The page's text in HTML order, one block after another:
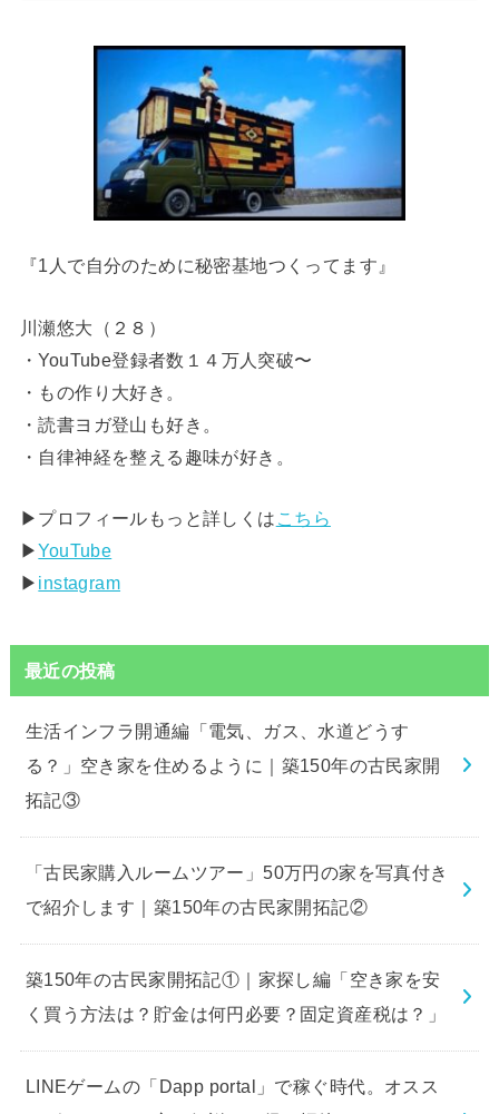
『1人で自分のために秘密基地つくってます』
川瀬悠大（２８）
・YouTube登録者数１４万人突破〜
・もの作り大好き。
・読書ヨガ登山も好き。
・自律神経を整える趣味が好き。
▶︎プロフィールもっと詳しくは こちら
▶︎YouTube
▶︎ instagram
最近の投稿
生活インフラ開通編「電気、ガス、水道どうす
る？」空き家を住めるように｜築150年の古民家開
拓記③
「古民家購入ルームツアー」50万円の家を写真付き
で紹介します｜築150年の古民家開拓記②
築150年の古民家開拓記①｜家探し編「空き家を安
く買う方法は？貯金は何円必要？固定資産税は？」
LINEゲームの「Dapp portal」で稼ぐ時代。オスス